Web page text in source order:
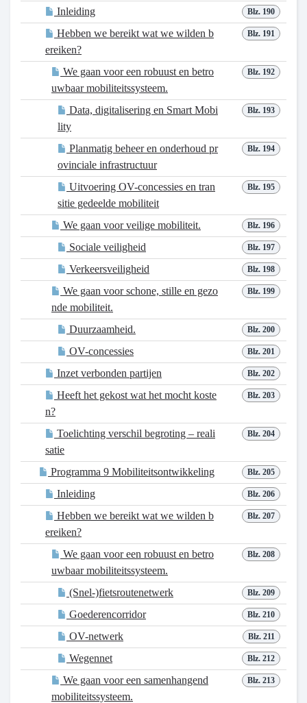
Blz. 190
Inleiding
Blz. 191
Hebben we bereikt wat we wilden b
ereiken?
Blz. 192
We gaan voor een robuust en betro
uwbaar mobiliteitssysteem.
Blz. 193
Data, digitalisering en Smart Mobi
lity
Blz. 194
Planmatig beheer en onderhoud pr
ovinciale infrastructuur
Blz. 195
Uitvoering OV-concessies en tran
sitie gedeelde mobiliteit
Blz. 196
We gaan voor veilige mobiliteit.
Blz. 197
Sociale veiligheid
Blz. 198
Verkeersveiligheid
Blz. 199
We gaan voor schone, stille en gezo
nde mobiliteit.
Blz. 200
Duurzaamheid.
Blz. 201
OV-concessies
Blz. 202
Inzet verbonden partijen
Blz. 203
Heeft het gekost wat het mocht koste
n?
Blz. 204
Toelichting verschil begroting – reali
satie
Blz. 205
Programma 9 Mobiliteitsontwikkeling
Blz. 206
Inleiding
Blz. 207
Hebben we bereikt wat we wilden b
ereiken?
Blz. 208
We gaan voor een robuust en betro
uwbaar mobiliteitssysteem.
Blz. 209
(Snel-)fietsroutenetwerk
Blz. 210
Goederencorridor
Blz. 211
OV-netwerk
Blz. 212
Wegennet
Blz. 213
We gaan voor een samenhangend
mobiliteitssysteem.